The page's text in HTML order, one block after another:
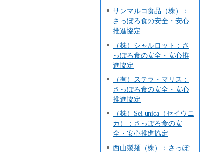
サンマルコ食品（株）：
さっぽろ食の安全・安心
推進協定
（株）シャルロット：さ
っぽろ食の安全・安心推
進協定
（有）ステラ・マリス：
さっぽろ食の安全・安心
推進協定
（株）Sei unica（セイウニ
カ）：さっぽろ食の安
全・安心推進協定
西山製麺（株）：さっぽ